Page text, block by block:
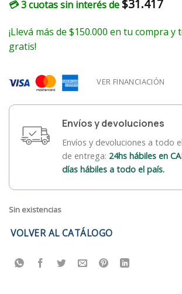
💳 3 cuotas sin interés de $31.417
¡Llevá más de $150.000 en tu compra y
gratis!
VER FINANCIACIÓN
Envíos y devoluciones
Envíos y devoluciones a todo
de entrega: 24hs hábiles en
días hábiles a todo el país.
Sin existencias
VOLVER AL CATÁLOGO